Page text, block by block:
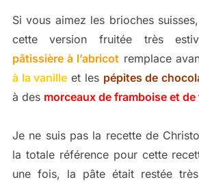
Si vous aimez les brioches
cette version fruitée très
pâtissière à l’abricot remplace
à la vanille et les pépites de
à des morceaux de framboise et de
Je ne suis pas la recette de
la totale référence pour cette
une fois, la pâte était restée